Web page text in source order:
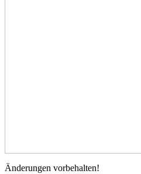
Änderungen vorbehalten!